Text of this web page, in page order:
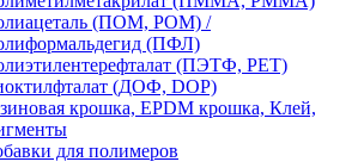
(ПОМ, POM) /
(ПФЛ)
(ПЭТФ, PET)
(ДОФ, DOP)
крошка, EPDM крошка, Клей,
для полимеров